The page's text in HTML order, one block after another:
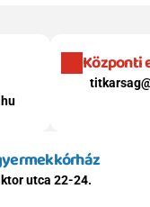
Központi
utca 22-24.